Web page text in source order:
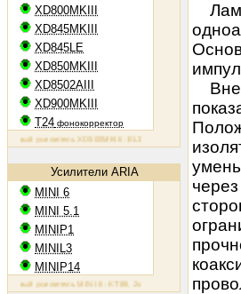
XD800MKIII
XD845MKIII
XD845LE
XD850MKIII
XD8502AIII
XD900MKIII
T24 фонокорректор
усилитель XD500MKIII: EL34, 2х50 Вт Ламповый
Усилители ARIA
MINI 6
MINI 5.1
MINIP1
MINIL3
MINIP14
усилитель MINI 6: KT88, 2х60 Вт Ламповый усилитель